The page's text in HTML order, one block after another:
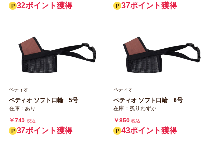
32ポイント獲得 37ポイント獲得
ペティオ
ペティオ ソフト口輪 5号
在庫：あり
￥740 税込
37ポイント獲得
ペティオ
ペティオ ソフト口輪 6号
在庫：残りわずか
￥850 税込
43ポイント獲得